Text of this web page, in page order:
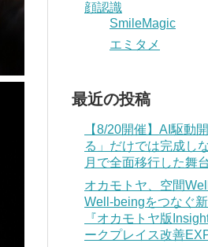
顔認識
SmileMagic
エミタメ
最近の投稿
【8/20開催】AI駆動
る」だけでは完成し
月で全面移行した舞
オカモトヤ、空間
Well-beingをつなぐ
『オカモトヤ版
ークプレイス改善